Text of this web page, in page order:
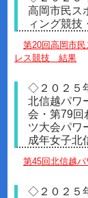
高岡市民ス
ィング競技
第20回高岡市
レス競技 結果
◇２０２５
北信越パワ
会・第79回
ツ大会パワ
成年女子北
第45回北信越
◇２０２５